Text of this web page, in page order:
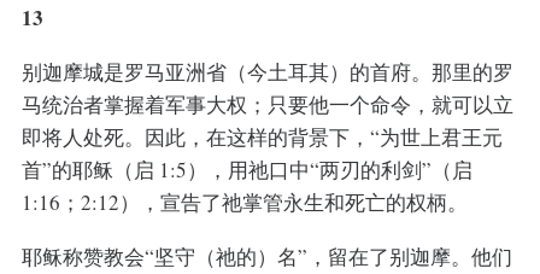
13
别迦摩城是罗马亚洲省（今土耳其）的首府。那里的罗
马统治者掌握着军事大权；只要他一个命令，就可以立
即将人处死。因此，在这样的背景下，“为世上君王元
首”的耶稣（启 1:5），用祂口中“两刃的利剑”（启
1:16；2:12），宣告了祂掌管永生和死亡的权柄。
耶稣称赞教会“坚守（祂的）名”，留在了别迦摩。他们